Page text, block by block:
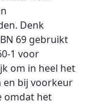
Denk
69 gebruikt
1 voor
om in heel het
en bij voorkeur
omdat het